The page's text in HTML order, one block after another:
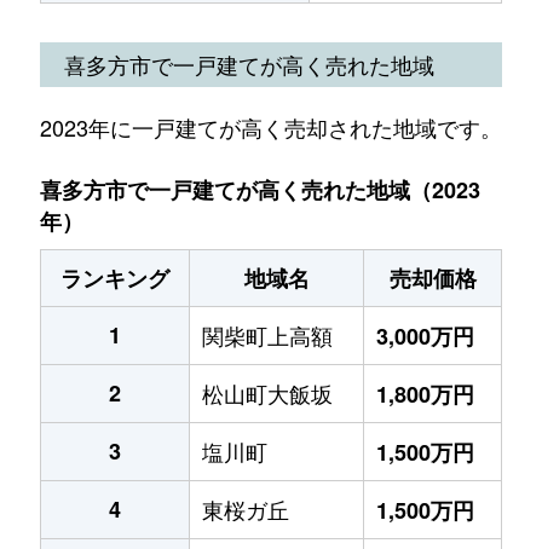
喜多方市で一戸建てが高く売れた地域
2023年に一戸建てが高く売却された地域です。
喜多方市で一戸建てが高く売れた地域（2023
年）
ランキング
地域名
売却価格
1
関柴町上高額
3,000万円
2
松山町大飯坂
1,800万円
3
塩川町
1,500万円
4
東桜ガ丘
1,500万円